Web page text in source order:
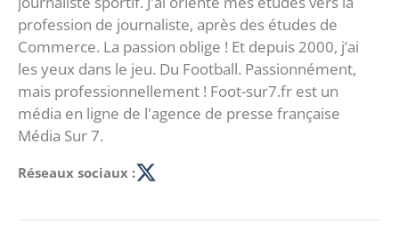
profession de journaliste, après des études de
Commerce. La passion oblige ! Et depuis 2000, j’ai
les yeux dans le jeu. Du Football. Passionnément,
mais professionnellement ! Foot-sur7.fr est un
média en ligne de l'agence de presse française
Média Sur 7.
Réseaux sociaux :